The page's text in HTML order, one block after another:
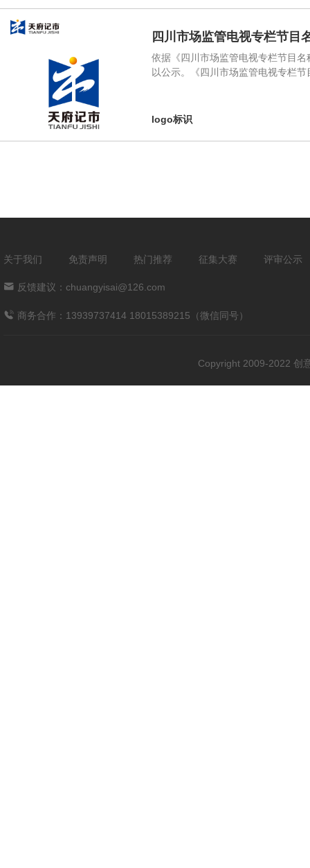
四川市场监管电视专栏节目
依据《四川市场监管电视专栏节目
以公示。《四川市场监管电视专栏
logo标识
关于我们 免责声明 热门推荐 征集大赛 评审公示
反馈建议：chuangyisai@126.com
商务合作：13939737414 18015389215（微信同号）
Copyright 2009-2022 创